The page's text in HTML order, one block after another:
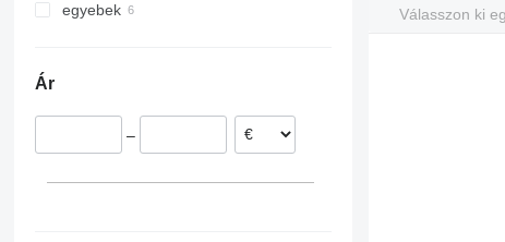
Hollandia
Spanyolország
Belgium
egyebek
Ár
–
Válasszon ki